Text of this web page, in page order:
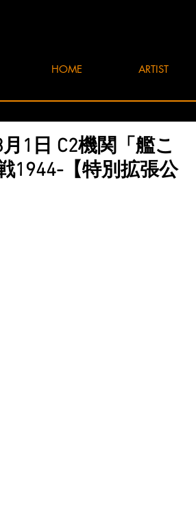
HOME ARTIST
1日 C2機関「艦こ
1944-【特別拡張公